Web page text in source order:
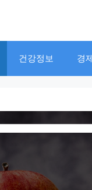
건강정보 경